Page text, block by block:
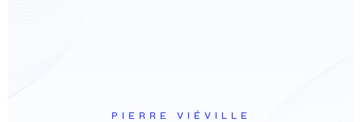
PIERRE VIÉVILLE